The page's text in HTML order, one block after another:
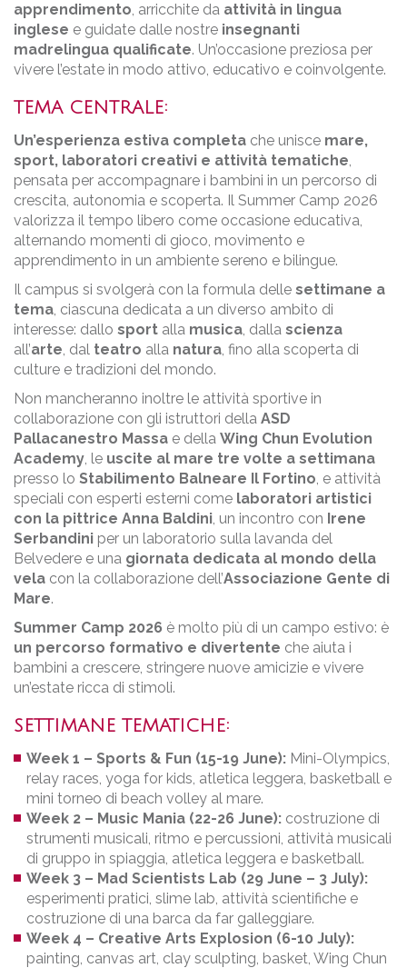
apprendimento , arricchite da attività in lingua
inglese e guidate dalle nostre insegnanti
madrelingua qualificate. Un’occasione preziosa per
vivere l’estate in modo attivo, educativo e coinvolgente.
TEMA CENTRALE:
Un’esperienza estiva completa che unisce mare,
sport, laboratori creativi e attività tematiche
pensata per accompagnare i bambini in un percorso di
crescita, autonomia e scoperta. Il Summer Camp 2026
valorizza il tempo libero come occasione educativa,
alternando momenti di gioco, movimento e
apprendimento in un ambiente sereno e bilingue.
Il campus si svolgerà con la formula delle settimane a
tema , ciascuna dedicata a un diverso ambito di
interesse: dallo sport alla musica , dalla scienza
all’arte , dal teatro alla natura , fino alla scoperta di
culture e tradizioni del mondo.
Non mancheranno inoltre le attività sportive in
collaborazione con gli istruttori della ASD
Pallacanestro Massa e della Wing Chun Evolution
Academy , le uscite al mare tre volte a settimana
presso lo Stabilimento Balneare Il Fortino , e attività
speciali con esperti esterni come laboratori artistici
con la pittrice Anna Baldini , un incontro con Irene
Serbandini per un laboratorio sulla lavanda del
Belvedere e una giornata dedicata al mondo della
vela con la collaborazione dell’Associazione Gente di
Mare.
Summer Camp 2026 è molto più di un campo estivo: è
un percorso formativo e divertente che aiuta i
bambini a crescere, stringere nuove amicizie e vivere
un’estate ricca di stimoli.
SETTIMANE TEMATICHE:
Week 1 – Sports & Fun (15-19 June): Mini-Olympics,
relay races, yoga for kids, atletica leggera, basketball e
mini torneo di beach volley al mare.
Week 2 – Music Mania (22-26 June): costruzione di
strumenti musicali, ritmo e percussioni, attività musicali
di gruppo in spiaggia, atletica leggera e basketball.
Week 3 – Mad Scientists Lab (29 June – 3 July):
esperimenti pratici, slime lab, attività scientifiche e
costruzione di una barca da far galleggiare.
Week 4 – Creative Arts Explosion (6-10 July):
painting, canvas art, clay sculpting, basket, Wing Chun